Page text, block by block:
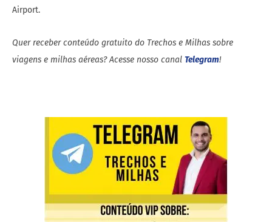
Airport.
Quer receber conteúdo gratuito do Trechos e Milhas sobre
viagens e milhas aéreas? Acesse nosso canal Telegram!